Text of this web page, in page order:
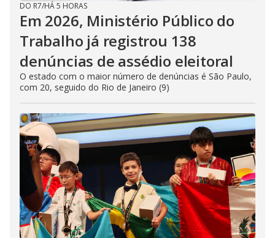
DO R7/HÁ 5 HORAS
Em 2026, Ministério Público do
Trabalho já registrou 138
denúncias de assédio eleitoral
O estado com o maior número de denúncias é São Paulo,
com 20, seguido do Rio de Janeiro (9)